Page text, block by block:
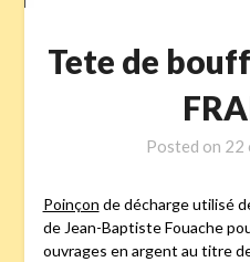
Tete de
Posted on 22
Poinçon de décharge utilisé
de Jean-Baptiste Fouache
ouvrages en argent au titre